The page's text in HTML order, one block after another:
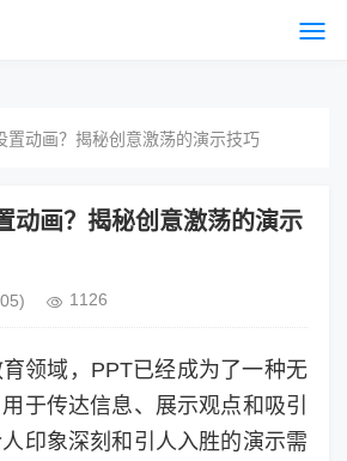
置动画？揭秘创意激荡的演示技巧
动画？揭秘创意激荡的演示
1126
领域，PPT已经成为了一种无
于传达信息、展示观点和吸引
印象深刻和引人入胜的演示需